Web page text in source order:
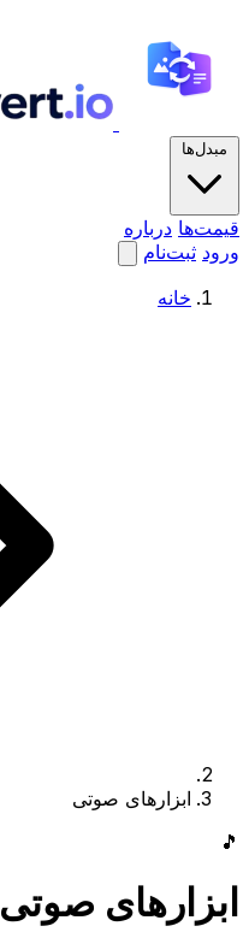
مبدل‌ها
قیمت‌ها درباره
ورود ثبت‌نام
خانه
ابزارهای صوتی
🎵
ابزارهای صوتی